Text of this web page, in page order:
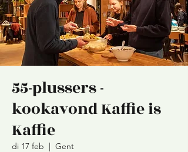
55-plussers -
kookavond Kaffie is
Kaffie
di 17 feb
  |
Gent